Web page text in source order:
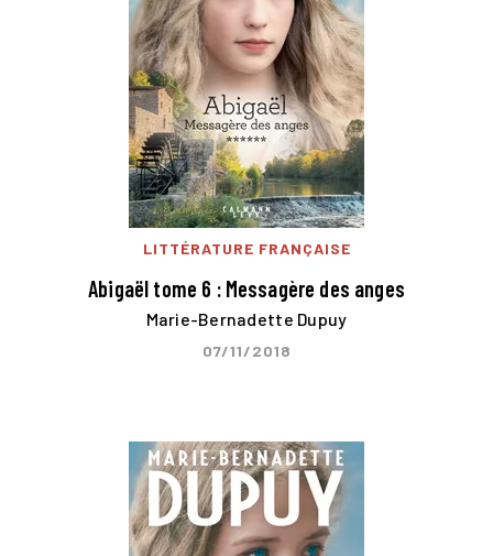
LITTÉRATURE FRANÇAISE
Abigaël tome 6 : Messagère des anges
Marie-Bernadette Dupuy
07/11/2018